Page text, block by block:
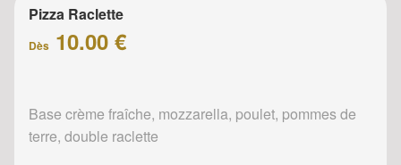
Pizza Raclette
Dès 10.00 €
Base crème fraîche, mozzarella, poulet, pommes de
terre, double raclette